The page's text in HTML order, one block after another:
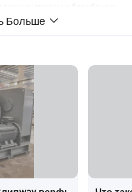
тросом и барабаном.
составляет 6-10. Барабан
только для хранения
усилия. Этот барабан
моментом двигателя
лучше синхронизируется с
Slipway
Больше